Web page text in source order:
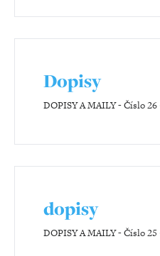
Dopisy
DOPISY A MAILY-Číslo 26
dopisy
DOPISY A MAILY-Číslo 25